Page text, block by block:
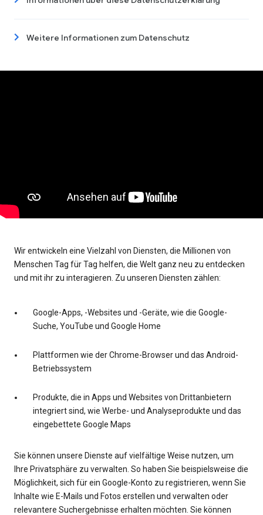
Weitere Informationen zum Datenschutz
Wir entwickeln eine Vielzahl von Diensten, die Millionen von
Menschen Tag für Tag helfen, die Welt ganz neu zu entdecken
und mit ihr zu interagieren. Zu unseren Diensten zählen:
Google-Apps, -Websites und -Geräte, wie die Google-
Suche, YouTube und Google Home
Plattformen wie der Chrome-Browser und das Android-
Betriebssystem
Produkte, die in Apps und Websites von Drittanbietern
integriert sind, wie Werbe- und Analyseprodukte und das
eingebettete Google Maps
Sie können unsere Dienste auf vielfältige Weise nutzen, um
Ihre Privatsphäre zu verwalten. So haben Sie beispielsweise die
Möglichkeit, sich für ein Google-Konto zu registrieren, wenn Sie
Inhalte wie E-Mails und Fotos erstellen und verwalten oder
relevantere Suchergebnisse erhalten möchten. Sie können